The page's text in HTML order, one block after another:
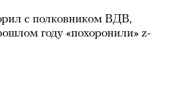
с полковником ВДВ,
году «похоронили» z-